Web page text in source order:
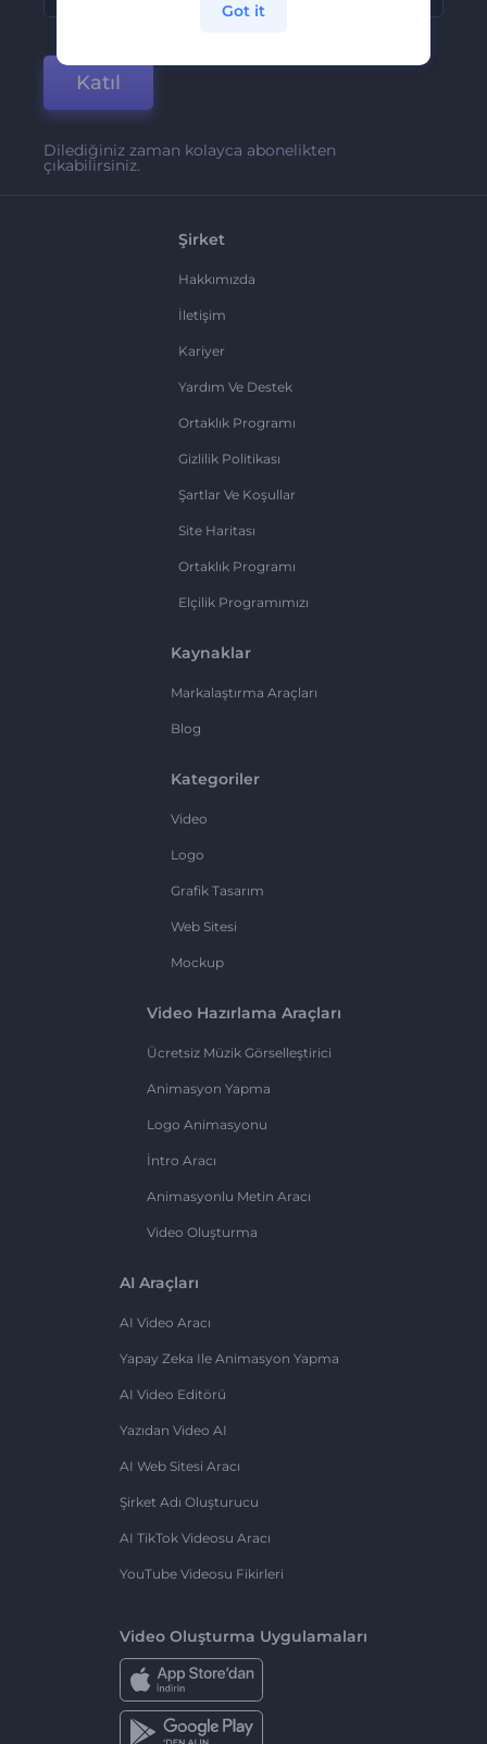
Katıl
Dilediğiniz zaman kolayca abonelikten
çıkabilirsiniz.
Şirket
Hakkımızda
İletişim
Kariyer
Yardım Ve Destek
Ortaklık Programı
Gizlilik Politikası
Şartlar Ve Koşullar
Site Haritası
Ortaklık Programı
Elçilik Programımızı
Kaynaklar
Markalaştırma Araçları
Blog
Kategoriler
Video
Logo
Grafik Tasarım
Web Sitesi
Mockup
Video Hazırlama Araçları
Ücretsiz Müzik Görselleştirici
Animasyon Yapma
Logo Animasyonu
İntro Aracı
Animasyonlu Metin Aracı
Video Oluşturma
AI Araçları
AI Video Aracı
Yapay Zeka Ile Animasyon Yapma
AI Video Editörü
Yazıdan Video AI
AI Web Sitesi Aracı
Şirket Adı Oluşturucu
AI TikTok Videosu Aracı
YouTube Videosu Fikirleri
Video Oluşturma Uygulamaları
Got it